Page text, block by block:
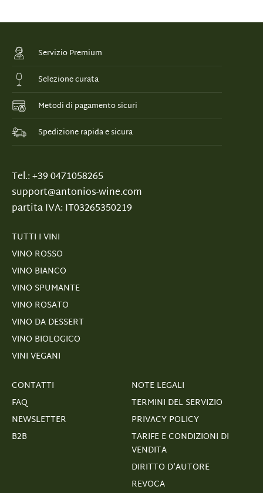
Servizio Premium
Selezione curata
Metodi di pagamento sicuri
Spedizione rapida e sicura
Tel.: +39 0471058265
support@antonios-wine.com
partita IVA: IT03265350219
TUTTI I VINI
VINO ROSSO
VINO BIANCO
VINO SPUMANTE
VINO ROSATO
VINO DA DESSERT
VINO BIOLOGICO
VINI VEGANI
CONTATTI
FAQ
NEWSLETTER
B2B
NOTE LEGALI
TERMINI DEL SERVIZIO
PRIVACY POLICY
TARIFE E CONDIZIONI DI
VENDITA
DIRITTO D'AUTORE
REVOCA